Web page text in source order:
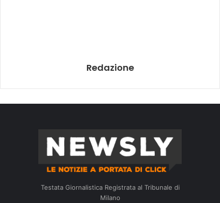
Redazione
Testata Giornalistica Registrata al Tribunale di
Milano